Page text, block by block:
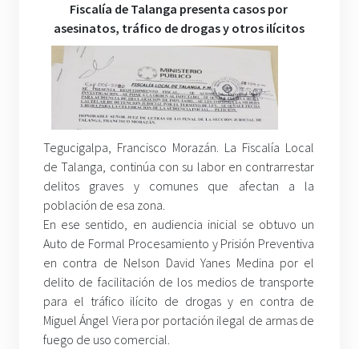
Fiscalía de Talanga presenta casos por
asesinatos, tráfico de drogas y otros ilícitos
Tegucigalpa, Francisco Morazán. La Fiscalía Local
de Talanga, continúa con su labor en contrarrestar
delitos graves y comunes que afectan a la
población de esa zona.
En ese sentido, en audiencia inicial se obtuvo un
Auto de Formal Procesamiento y Prisión Preventiva
en contra de Nelson David Yanes Medina por el
delito de facilitación de los medios de transporte
para el tráfico ilícito de drogas y en contra de
Miguel Ángel Viera por portación ilegal de armas de
fuego de uso comercial.